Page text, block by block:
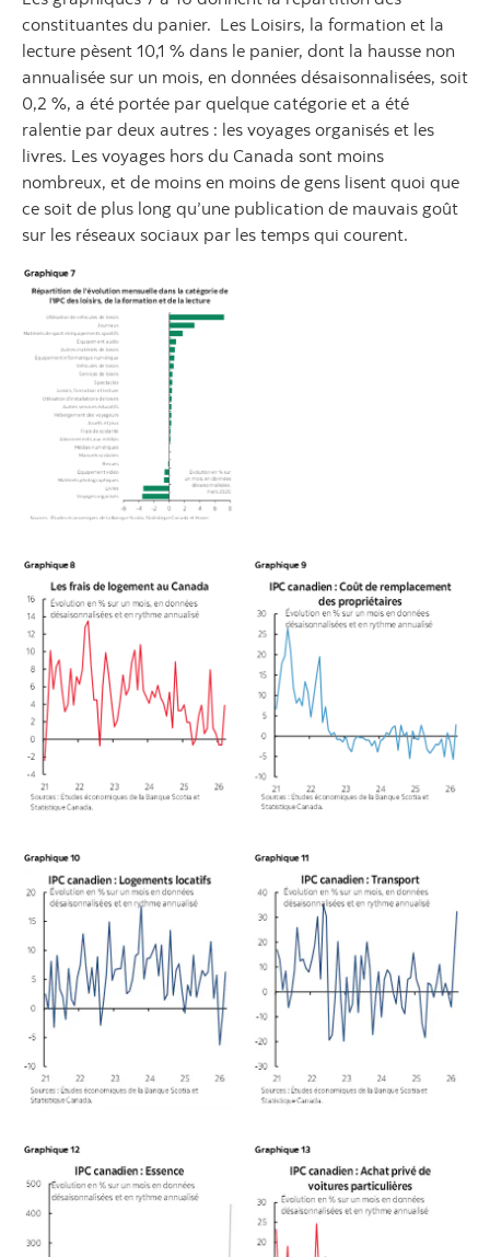
constituantes du panier. Les Loisirs, la formation et la
lecture pèsent 10,1 % dans le panier, dont la hausse non
annualisée sur un mois, en données désaisonnalisées, soit
0,2 %, a été portée par quelque catégorie et a été
ralentie par deux autres : les voyages organisés et les
livres. Les voyages hors du Canada sont moins
nombreux, et de moins en moins de gens lisent quoi que
ce soit de plus long qu’une publication de mauvais goût
sur les réseaux sociaux par les temps qui courent.